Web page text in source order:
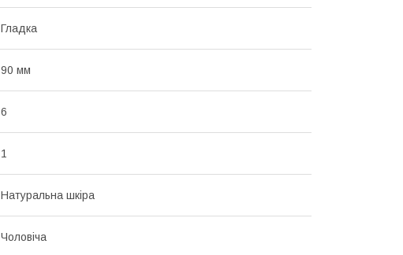
Гладка
90 мм
6
1
Натуральна шкіра
Чоловіча